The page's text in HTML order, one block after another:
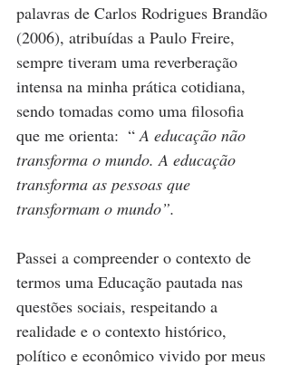
palavras de Carlos Rodrigues Brandão
(2006), atribuídas a Paulo Freire,
sempre tiveram uma reverberação
intensa na minha prática cotidiana,
sendo tomadas como uma filosofia
que me orienta:  “ A educação não
transforma o mundo. A educação
transforma as pessoas que
transformam o mundo”.
Passei a compreender o contexto de
termos uma Educação pautada nas
questões sociais, respeitando a
realidade e o contexto histórico,
político e econômico vivido por meus